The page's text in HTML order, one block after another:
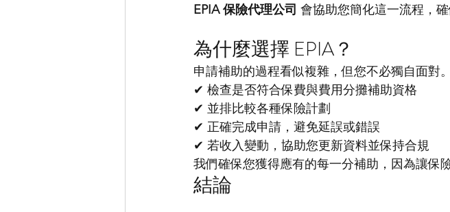
EPIA 保險代理公司 會協助您簡化這一流程，
為什麼選擇 EPIA？
申請補助的過程看似複雜，但您不必獨自面對
✔ 檢查是否符合保費與費用分攤補助資格
✔ 並排比較各種保險計劃
✔ 正確完成申請，避免延誤或錯誤
✔ 若收入變動，協助您更新資料並保持合規
我們確保您獲得應有的每一分補助，因為讓保
結論